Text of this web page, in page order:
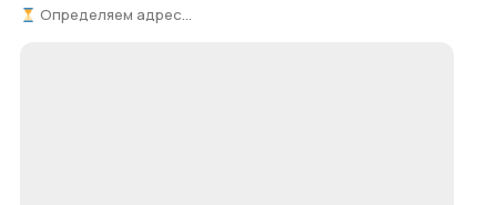
Определяем адрес...